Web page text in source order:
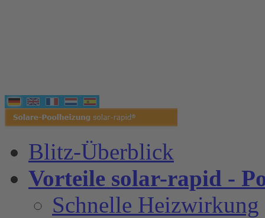
Blitz-Überblick
Vorteile solar-rapid -
Schnelle Heizwirkung